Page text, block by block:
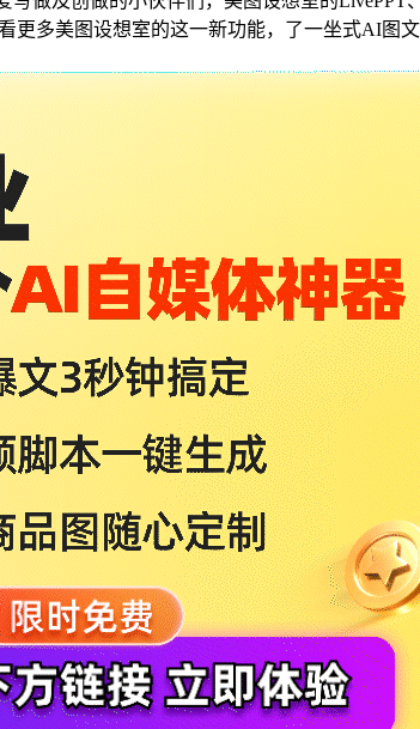
更多美图设想室的这一新功能，了一坐式AI图